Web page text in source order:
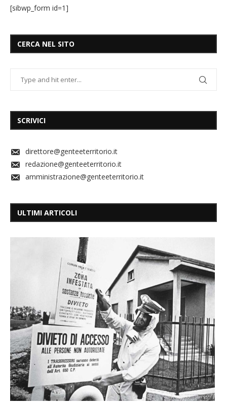
[sibwp_form id=1]
CERCA NEL SITO
SCRIVICI
direttore@genteeterritorio.it
redazione@genteeterritorio.it
amministrazione@genteeterritorio.it
ULTIMI ARTICOLI